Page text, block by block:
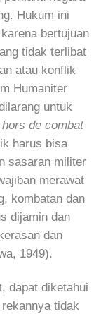
Hukum ini
bertujuan
tidak terlibat
atau konflik
Humaniter
untuk
hors de combat
harus bisa
sasaran militer
merawat
kombatan dan
dijamin dan
dan
1949).
dapat diketahui
tidak